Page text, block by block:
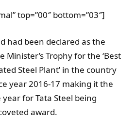
top=”00″ bottom=”03″]
had been declared as the
Trophy for the ‘Best
Steel Plant’ in the country
year 2016-17 making it the
for Tata Steel being
award.